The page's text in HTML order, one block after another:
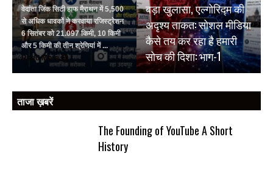
वेदांता जिंक सिटी हाफ मैराथन में 5,500
से अधिक धावकों ने करवाया रजिस्ट्रेशन
6 सितंबर को 21.097 किमी, 10 किमी
और 5 किमी की तीन श्रेणियां में ...
Read More
बड़ा खुलासा, एल्गोरिद्म की
अदृश्य ताकत: सोशल मीडिया
कैसे तय कर रहा है हमारी
सोच की दिशा: भाग-1
ताजा ख़बरें
The Founding of YouTube A Short
History